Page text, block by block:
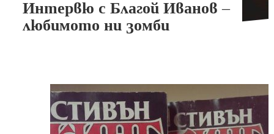
Интервю с Благой Иванов –
любимото ни зомби